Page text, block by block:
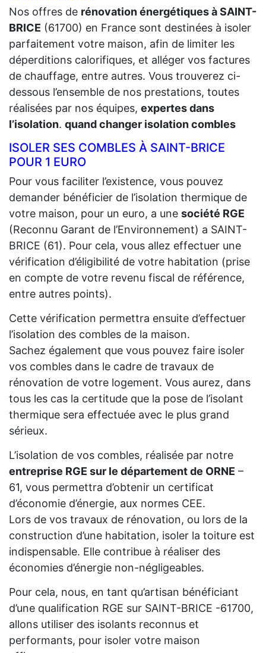
Nos offres de rénovation énergétiques à SAINT-
BRICE (61700) en France sont destinées à isoler
parfaitement votre maison, afin de limiter les
déperditions calorifiques, et alléger vos factures
de chauffage, entre autres. Vous trouverez ci-
dessous l’ensemble de nos prestations, toutes
réalisées par nos équipes, expertes dans
l’isolation. quand changer isolation combles
ISOLER SES COMBLES À SAINT-BRICE
POUR 1 EURO
Pour vous faciliter l’existence, vous pouvez
demander bénéficier de l’isolation thermique de
votre maison, pour un euro, a une société RGE
(Reconnu Garant de l’Environnement) a SAINT-
BRICE (61). Pour cela, vous allez effectuer une
vérification d’éligibilité de votre habitation (prise
en compte de votre revenu fiscal de référence,
entre autres points).
Cette vérification permettra ensuite d’effectuer
l’isolation des combles de la maison.
Sachez également que vous pouvez faire isoler
vos combles dans le cadre de travaux de
rénovation de votre logement. Vous aurez, dans
tous les cas la certitude que la pose de l’isolant
thermique sera effectuée avec le plus grand
sérieux.
L’isolation de vos combles, réalisée par notre
entreprise RGE sur le département de ORNE –
61, vous permettra d’obtenir un certificat
d’économie d’énergie, aux normes CEE.
Lors de vos travaux de rénovation, ou lors de la
construction d’une habitation, isoler la toiture est
indispensable. Elle contribue à réaliser des
économies d’énergie non-négligeables.
Pour cela, nous, en tant qu’artisan bénéficiant
d’une qualification RGE sur SAINT-BRICE -61700,
allons utiliser des isolants reconnus et
performants, pour isoler votre maison